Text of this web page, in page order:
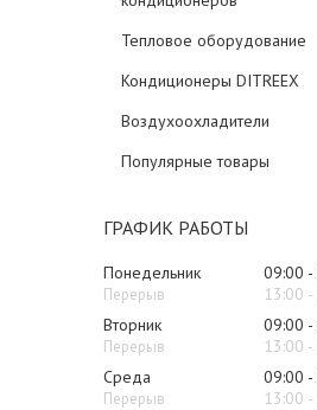
Тепловое оборудование
Кондиционеры DITREEX
Воздухоохладители
Популярные товары
ГРАФИК РАБОТЫ
Понедельник 09:00
13:00
Вторник
09:00
13:00
Среда
09:00
13:00